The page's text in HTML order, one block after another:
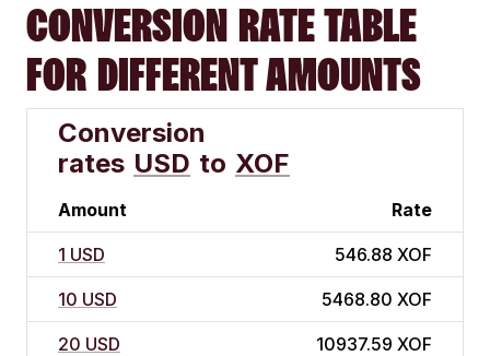
CONVERSION RATE TABLE
FOR DIFFERENT AMOUNTS
Conversion
rates USD to XOF
Amount Rate
1 USD 546.88 XOF
10 USD 5468.80 XOF
20 USD 10937.59 XOF